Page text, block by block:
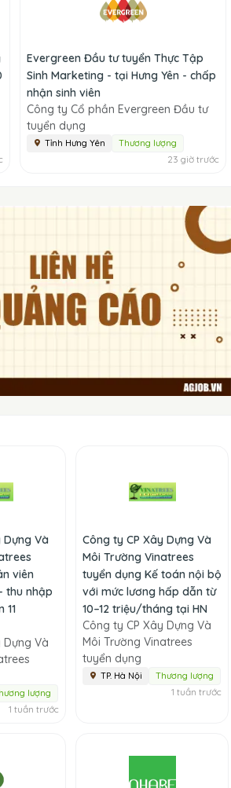
Evergreen Đầu tư tuyển Thực Tập
Sinh Marketing - tại Hưng Yên - chấp
nhận sinh viên
Công ty Cổ phần Evergreen Đầu tư
tuyển dụng
Tỉnh Hưng Yên Thương lượng
23 giờ trước
Dựng Và
viên
thu nhập
11
Dựng Và
lượng
1 tuần trước
Công ty CP Xây Dựng Và
Môi Trường Vinatrees
tuyển dụng Kế toán nội bộ
với mức lương hấp dẫn từ
10–12 triệu/tháng tại HN
Công ty CP Xây Dựng Và
Môi Trường Vinatrees
tuyển dụng
TP. Hà Nội Thương lượng
1 tuần trước